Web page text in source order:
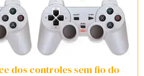
dos controles sem fio do